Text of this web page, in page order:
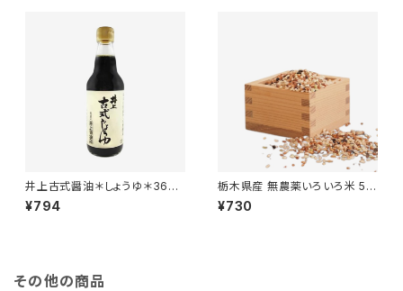
井上古式醤油＊しょうゆ＊360
ml＊奥出雲町・井上醤油店製造
＊
¥794
栃木県産 無農薬いろいろ米 50
0g
¥730
その他の商品